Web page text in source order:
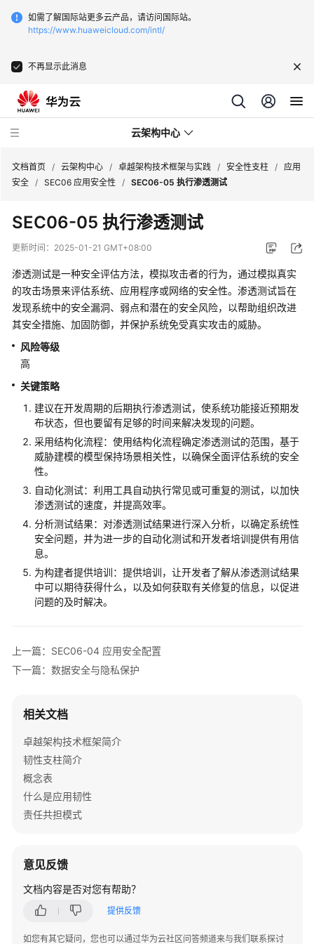
如需了解国际站更多云产品，请访问国际站。
https://www.huaweicloud.com/intl/
不再显示此消息
云架构中心
越
架
技
术
框
架
实
践
越
架
构
技
术
框
架
简
介
韧
性
支
安
全
柱
概
述
基
概
设
计
则
文档首页 / 云架构中心 / 卓越架构技术框架与实践 / 安全性支柱 / 应用
安全 / SEC06 应用安全性 / SEC06-05 执行渗透测试
SEC06-05 执行渗透测试
更新时间： 2025-01-21 GMT+08:00
渗透测试是一种安全评估方法，模拟攻击者的行为，通过模拟真实
的攻击场景来评估系统、应用程序或网络的安全性。渗透测试旨在
发现系统中的安全漏洞、弱点和潜在的安全风险，以帮助组织改进
其安全措施、加固防御，并保护系统免受真实攻击的威胁。
风险等级
高
关键策略
建议在开发周期的后期执行渗透测试，使系统功能接近预期发
布状态，但也要留有足够的时间来解决发现的问题。
采用结构化流程：使用结构化流程确定渗透测试的范围，基于
威胁建模的模型保持场景相关性，以确保全面评估系统的安全
性。
自动化测试：利用工具自动执行常见或可重复的测试，以加快
渗透测试的速度，并提高效率。
分析测试结果：对渗透测试结果进行深入分析，以确定系统性
安全问题，并为进一步的自动化测试和开发者培训提供有用信
息。
为构建者提供培训：提供培训，让开发者了解从渗透测试结果
中可以期待获得什么，以及如何获取有关修复的信息，以促进
问题的及时解决。
上一篇：SEC06-04 应用安全配置
下一篇：数据安全与隐私保护
相关文档
卓越架构技术框架简介
韧性支柱简介
概念表
什么是应用韧性
责任共担模式
意见反馈
文档内容是否对您有帮助？
提供反馈
如您有其它疑问，您也可以通过华为云社区问答频道来与我们联系探讨